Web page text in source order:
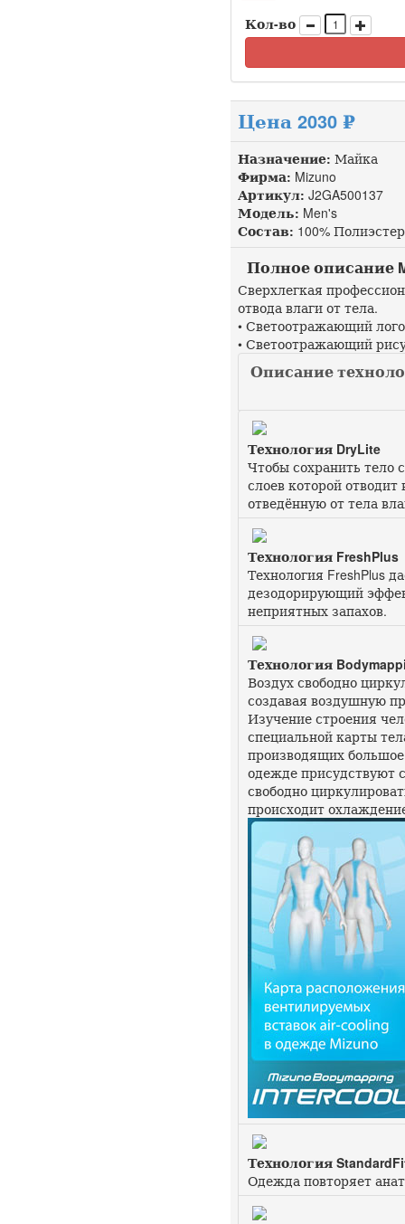
Кол-во
Цена 2030 ₽
Назначение: Майка
Фирма: Mizuno
Артикул: J2GA500137
Модель: Men's
Состав: 100% Полиэстер
Полное описание
Сверхлегкая
отвода влаги от тела.
• Светоотражающий
• Светоотражающий
Описание
Технология DryLite
Чтобы сохранить тело
слоев которой
отведённую от тела
Технология FreshPlus
Технология FreshPlus
дезодорирующий
неприятных запахов.
Технология
Воздух свободно
создавая воздушную
Изучение строения
специальной карты
производящих
одежде присудствуют
свободно
происходит
Технология
Одежда повторяет